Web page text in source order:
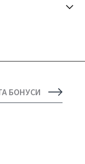
БОНУСИ